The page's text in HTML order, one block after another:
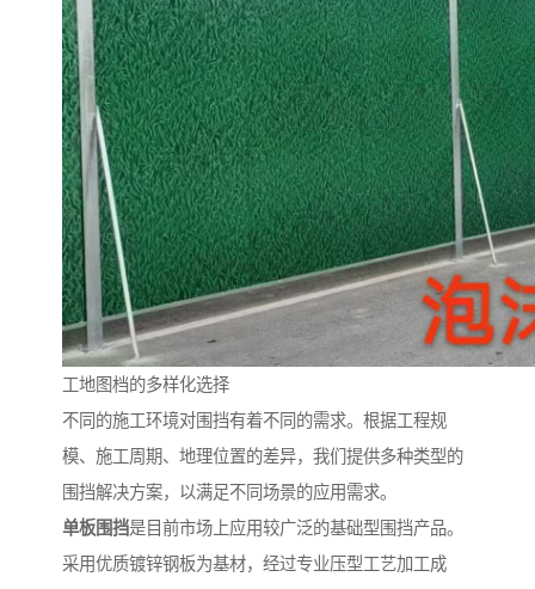
工地图档的多样化选择
不同的施工环境对围挡有着不同的需求。根据工程规
模、施工周期、地理位置的差异，我们提供多种类型的
围挡解决方案，以满足不同场景的应用需求。
单板围挡是目前市场上应用较广泛的基础型围挡产品。
采用优质镀锌钢板为基材，经过专业压型工艺加工成